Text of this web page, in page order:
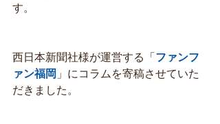
す。
西日本新聞社様が運営する「 ファンフ
ァン福岡」にコラムを寄稿させていた
だきました。